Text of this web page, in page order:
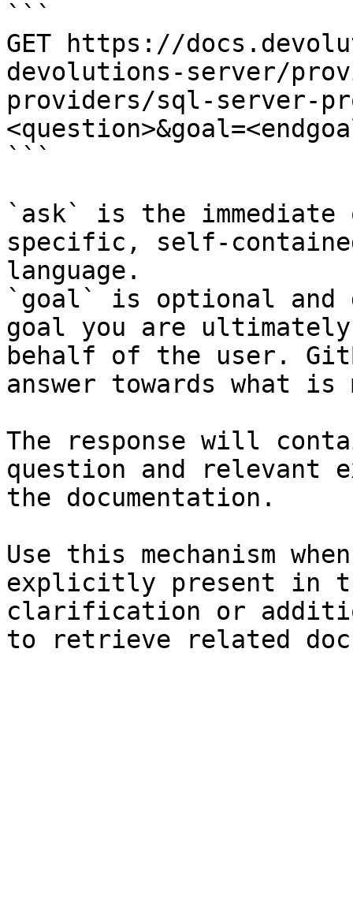
```
GET https://
devolutions-server/
providers/sql-server-
```
`ask` is the
specific, self-
language.
`goal` is optional and
goal you are
behalf of the user.
answer towards what
The response will
question and relevant
the documentation.
Use this mechanism
explicitly present in
clarification or